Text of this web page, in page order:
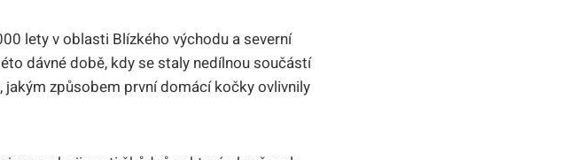
lety v oblasti Blízkého východu a severní
dávné době, kdy se staly nedílnou součástí
způsobem první domácí kočky ovlivnily